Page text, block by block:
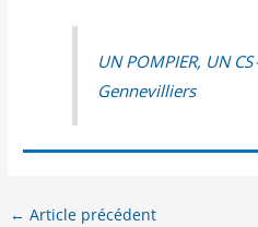
UN POMPIER, UN
Gennevilliers
← Article précédent